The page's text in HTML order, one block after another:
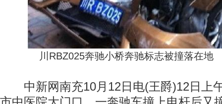
川RBZ025奔驰小桥奔驰标志被撞落在
中新网南充10月12日电(王爵)12日上